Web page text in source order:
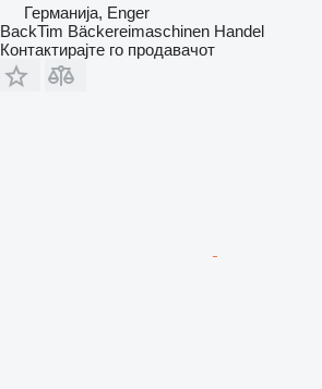
Германија, Enger
BackTim Bäckereimaschinen Handel
Контактирајте го продавачот